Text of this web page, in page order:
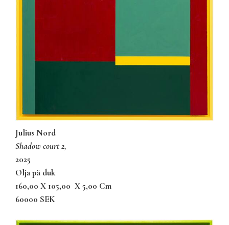
Julius Nord
shadow court 2,
2025
olja på duk
160,00 X 105,00 X 5,00 Cm
60000 SEK